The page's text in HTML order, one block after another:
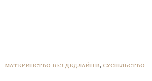
МАТЕРИНСТВО БЕЗ ДЕДЛАЙНІВ, СУСПІЛЬСТВО